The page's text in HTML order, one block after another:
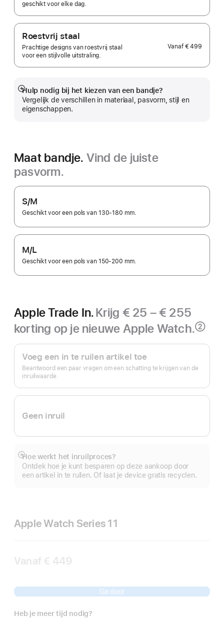
geschikt voor elke dag.
Roestvrij staal
Prachtige designs van roestvrij staal
voor een stijlvolle uitstraling.
Vanaf € 499
Hulp nodig bij het kiezen van een bandje?
Vergelijk de verschillen in materiaal, pasvorm, stijl en
eigenschappen.
Meer
Maat bandje. Vind de juiste
pasvorm.
S/M
Geschikt voor een pols van 130-180 mm.
M/L
Geschikt voor een pols van 150-200 mm.
Apple Trade In.Krijg € 25 – € 255
korting op je nieuwe Apple Watch.
Voetnoot
②
Apple Trade In.
Voeg een in te ruilen artikel toe
Beantwoord een paar vragen om een schatting te krijgen van de
inruilwaarde.
Geen inruil
Hoe werkt het inruilproces?
Ontdek hoe je kunt besparen op deze aankoop door
een artikel in te ruilen. Of laat je device gratis recyclen.
Meer
Apple Watch Series 11
Vanaf € 449
Ga door
Heb je meer tijd nodig?